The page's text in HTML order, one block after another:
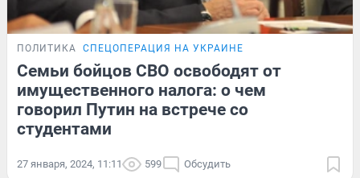
ПОЛИТИКА СПЕЦОПЕРАЦИЯ НА УКРАИНЕ
Семьи бойцов СВО освободят от
имущественного налога: о чем
говорил Путин на встрече со
студентами
27 января, 2024, 11:11 599 Обсудить